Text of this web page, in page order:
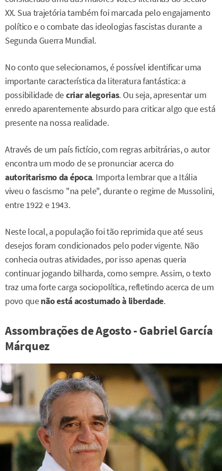
XX. Sua trajetória também foi marcada pelo engajamento
político e o combate das ideologias fascistas durante a
Segunda Guerra Mundial.
No conto que selecionamos, é possível identificar uma
importante característica da literatura fantástica: a
possibilidade decriar alegorias. Ou seja, apresentar um
enredo aparentemente absurdo para criticar algo que está
presente na nossa realidade.
Através de um país fictício, com regras arbitrárias, o autor
encontra um modo de se pronunciar acerca do
autoritarismo da época. Importa lembrar que a Itália
viveu o fascismo "na pele", durante o regime de Mussolini,
entre 1922 e 1943.
Neste local, a população foi tão reprimida que até seus
desejos foram condicionados pelo poder vigente. Não
conhecia outras atividades, por isso apenas queria
continuar jogando bilharda, como sempre. Assim, o texto
traz uma forte carga sociopolítica, refletindo acerca de um
povo quenão está acostumado à liberdade.
Assombrações de Agosto - Gabriel García
Márquez